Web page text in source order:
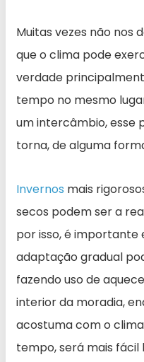
Muitas vezes não nos
que o clima pode
verdade
tempo no mesmo
um intercâmbio, esse
torna, de alguma
Invernos mais
secos podem ser a
por isso, é importante
adaptação gradual
fazendo uso de
interior da moradia,
acostuma com o
tempo, será mais fácil